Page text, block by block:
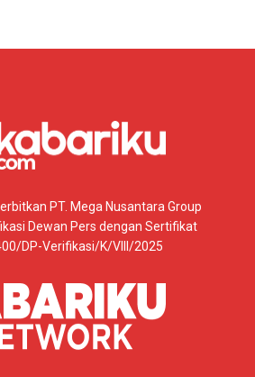
PT. Mega Nusantara Group
Dewan Pers dengan Sertifikat
DP-Verifikasi/K/VIII/2025